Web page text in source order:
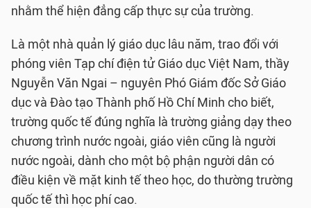
nhằm thể hiện đẳng cấp thực sự của trường.
Là một nhà quản lý giáo dục lâu năm, trao đổi với
phóng viên Tạp chí điện tử Giáo dục Việt Nam, thầy
Nguyễn Văn Ngai – nguyên Phó Giám đốc Sở Giáo
dục và Đào tạo Thành phố Hồ Chí Minh cho biết,
trường quốc tế đúng nghĩa là trường giảng dạy theo
chương trình nước ngoài, giáo viên cũng là người
nước ngoài, dành cho một bộ phận người dân có
điều kiện về mặt kinh tế theo học, do thường trường
quốc tế thì học phí cao.